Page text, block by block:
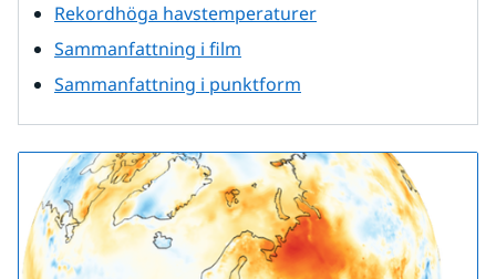
Rekordhöga havstemperaturer
Sammanfattning i film
Sammanfattning i punktform